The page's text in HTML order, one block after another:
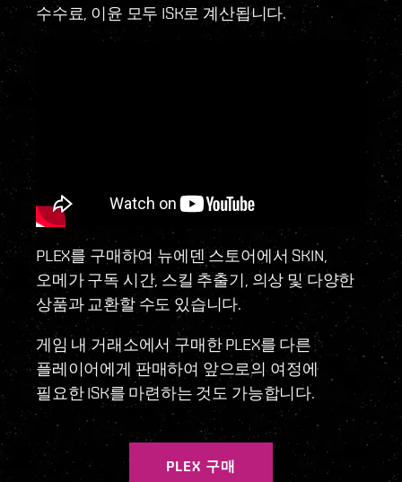
수수료, 이윤 모두 ISK로 계산됩니다.
PLEX를 구매하여 뉴에덴 스토어에서 SKIN,
오메가 구독 시간, 스킬 추출기, 의상 및 다양한
상품과 교환할 수도 있습니다.
게임 내 거래소에서 구매한 PLEX를 다른
플레이어에게 판매하여 앞으로의 여정에
필요한 ISK를 마련하는 것도 가능합니다.
PLEX 구매